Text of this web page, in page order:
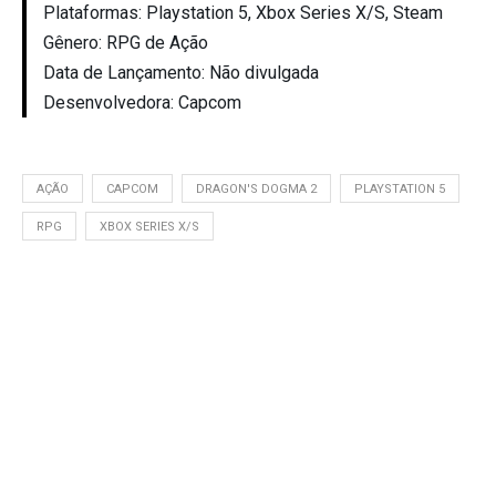
Plataformas: Playstation 5, Xbox Series X/S, Steam
Gênero: RPG de Ação
Data de Lançamento: Não divulgada
Desenvolvedora: Capcom
AÇÃO CAPCOM DRAGON'S DOGMA 2 PLAYSTATION 5
RPG XBOX SERIES X/S